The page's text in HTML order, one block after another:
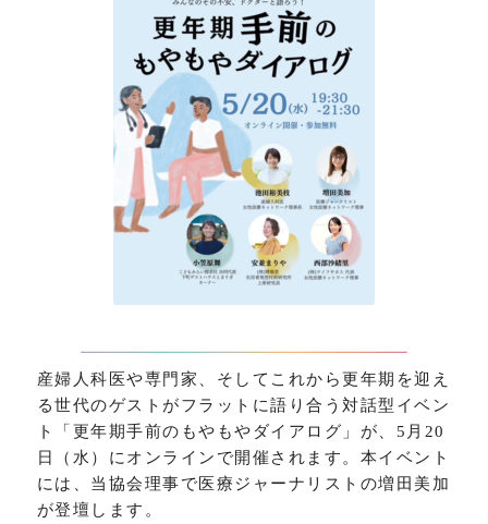
産婦人科医や専門家、そしてこれから更年期を迎え
る世代のゲストがフラットに語り合う対話型イベン
ト「更年期手前のもやもやダイアログ」が、5月20
日（水）にオンラインで開催されます。本イベント
には、当協会理事で医療ジャーナリストの増田美加
が登壇します。